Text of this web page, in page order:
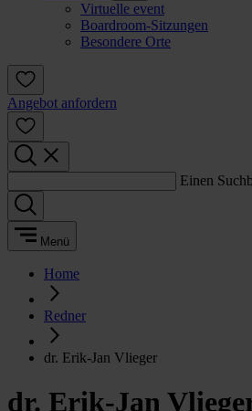
Virtuelle event
Boardroom-Sitzungen
Besondere Orte
Angebot anfordern
Einen
Menü
Home
Redner
dr. Erik-Jan Vlieger
dr. Erik-Jan